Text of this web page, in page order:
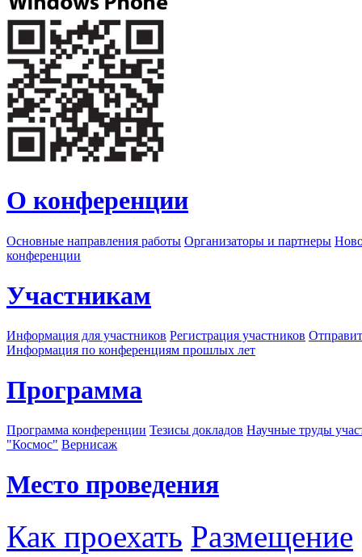
О конференции
Основные направления работы Организаторы и партнеры
конференции
Участникам
Информация для участников Регистрация участников
Информация по конференциям прошлых лет
Программа
Программа конференции Тезисы докладов Научные труды
"Космос" Вернисаж
Место проведения
Как проехать Размещение